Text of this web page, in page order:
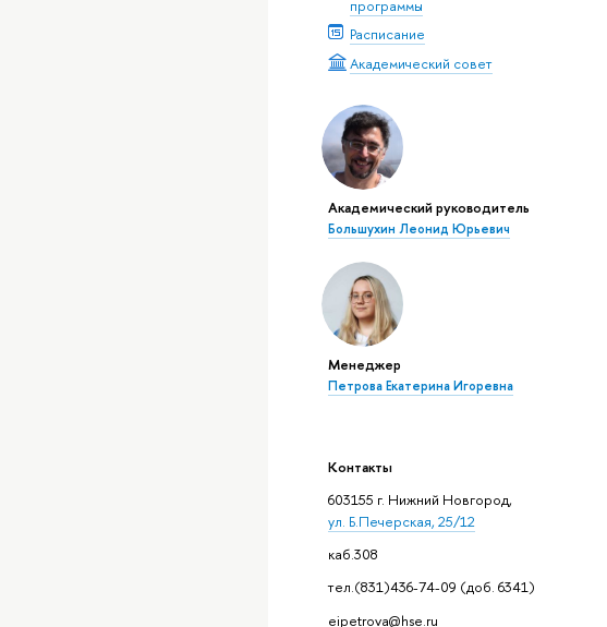
программы
Расписание
Академический совет
Академический руководитель
Большухин Леонид Юрьевич
Менеджер
Петрова Екатерина Игоревна
Контакты
603155 г. Нижний Новгород,
ул. Б.Печерская, 25/12
каб.308
тел.(831)436-74-09 (доб. 6341)
eipetrova@hse.ru